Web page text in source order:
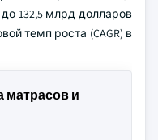
132,5 млрд долларов
темп роста (CAGR) в
и